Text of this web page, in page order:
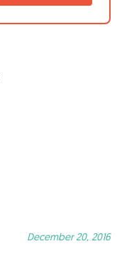
December 20, 2016